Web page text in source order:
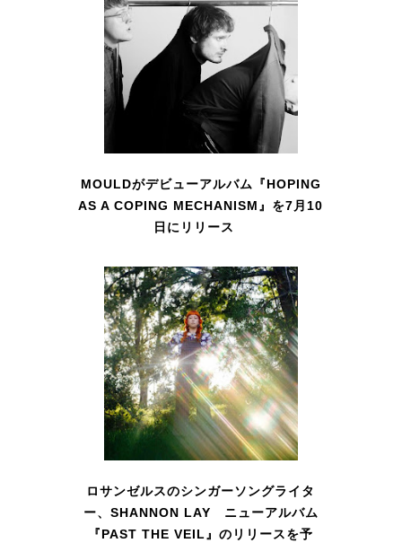
MOULDがデビューアルバム『HOPING
AS A COPING MECHANISM』を7月10
日にリリース
ロサンゼルスのシンガーソングライタ
ー、SHANNON LAY ニューアルバム
『PAST THE VEIL』のリリースを予